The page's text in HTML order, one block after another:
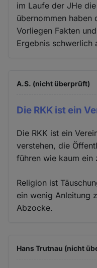
im Laufe der JHe
übernommen haben
Vorliegen Fakten
Ergebnis schwerlich
A.S. (nicht überprüft)
Die RKK ist ein
Die RKK ist ein
verstehen, die
führen wie kaum ein
Religion ist
ein wenig Anleitung
Abzocke.
Hans Trutnau (nicht